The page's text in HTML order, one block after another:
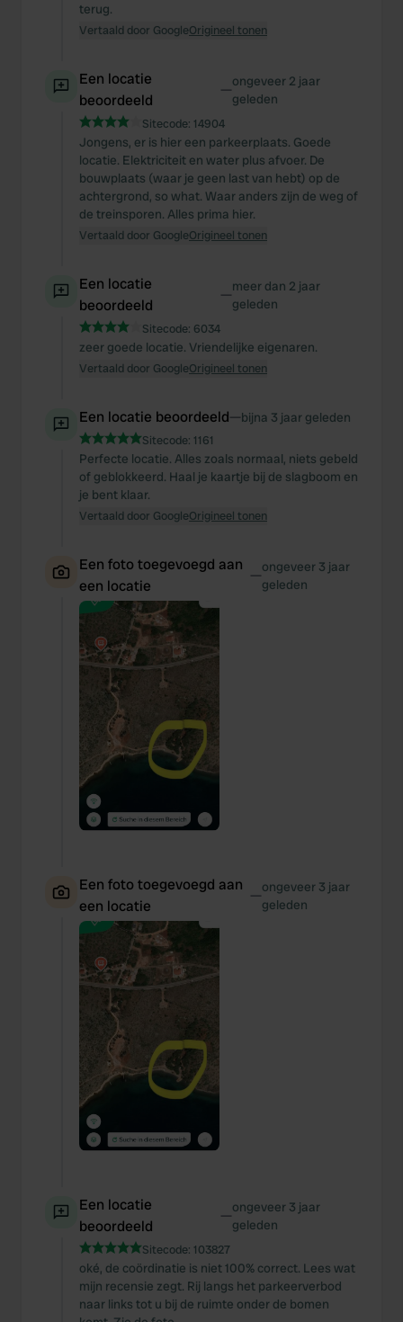
terug.
Vertaald door GoogleOrigineel tonen
Een locatie
beoordeeld
—ongeveer 2 jaar
geleden
Sitecode: 14904
Jongens, er is hier een parkeerplaats. Goede
locatie. Elektriciteit en water plus afvoer. De
bouwplaats (waar je geen last van hebt) op de
achtergrond, so what. Waar anders zijn de weg of
de treinsporen. Alles prima hier.
Vertaald door GoogleOrigineel tonen
Een locatie
beoordeeld
—meer dan 2 jaar
geleden
Sitecode: 6034
zeer goede locatie. Vriendelijke eigenaren.
Vertaald door GoogleOrigineel tonen
Een locatie beoordeeld—bijna 3 jaar geleden
Sitecode: 1161
Perfecte locatie. Alles zoals normaal, niets gebeld
of geblokkeerd. Haal je kaartje bij de slagboom en
je bent klaar.
Vertaald door GoogleOrigineel tonen
Een foto toegevoegd aan
een locatie
—ongeveer 3 jaar
geleden
Een foto toegevoegd aan
een locatie
—ongeveer 3 jaar
geleden
Een locatie
beoordeeld
—ongeveer 3 jaar
geleden
Sitecode: 103827
oké, de coördinatie is niet 100% correct. Lees wat
mijn recensie zegt. Rij langs het parkeerverbod
naar links tot u bij de ruimte onder de bomen